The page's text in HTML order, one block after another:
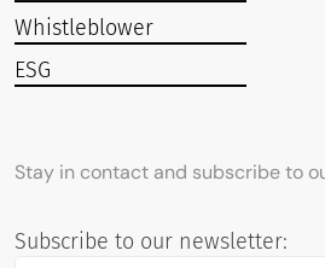
Stay in contact and subscribe to
Subscribe to our newsletter:
Whistleblower
ESG